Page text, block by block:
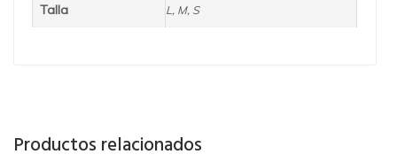
Talla L, M, S
Productos relacionados